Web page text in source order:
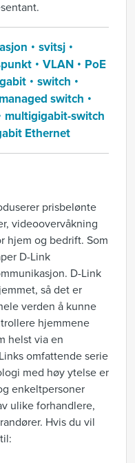
svitsj
VLAN
PoE
switch
managed switch
multigigabit-switch
Ethernet
prisbelønte
videoovervåkning
hjem og bedrift. Som
D-Link
D-Link
så det er
verden å kunne
hjemmene
helst via en
omfattende serie
med høy ytelse er
enkeltpersoner
ulike forhandlere,
Hvis du vil